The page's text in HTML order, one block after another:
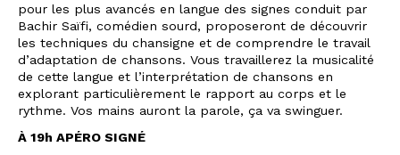
pour les plus avancés en langue des signes conduit par
Bachir Saïfi, comédien sourd, proposeront de découvrir
les techniques du chansigne et de comprendre le travail
d’adaptation de chansons. Vous travaillerez la musicalité
de cette langue et l’interprétation de chansons en
explorant particulièrement le rapport au corps et le
rythme. Vos mains auront la parole, ça va swinguer.
À 19h APÉRO SIGNÉ